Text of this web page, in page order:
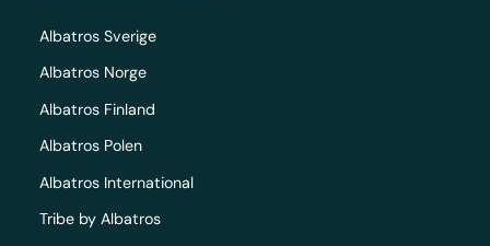
Albatros Sverige
Albatros Norge
Albatros Finland
Albatros Polen
Albatros International
Tribe by Albatros